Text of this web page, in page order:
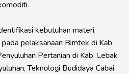
kebutuhan materi,
pelaksanaan Bimtek di Kab.
Pertanian di Kab. Lebak
Teknologi Budidaya Cabai